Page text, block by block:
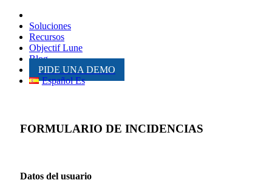
Soluciones
Recursos
Objectif Lune
Blog
PIDE UNA DEMO
Español Es
FORMULARIO DE INCIDENCIAS
Datos del usuario